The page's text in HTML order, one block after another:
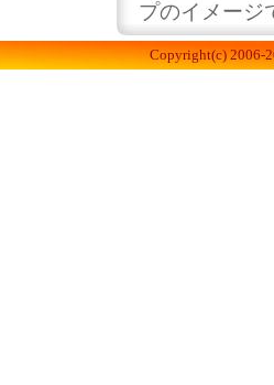
プのイメージ
Copyright(c) 2006-